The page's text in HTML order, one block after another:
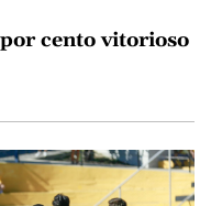
cento vitorioso